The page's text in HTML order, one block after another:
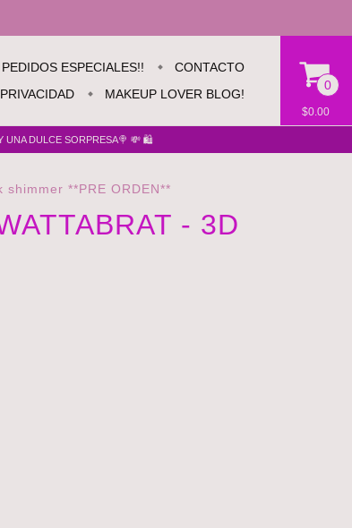
PEDIDOS ESPECIALES!!
CONTACTO
MAKEUP LOVER BLOG!
0
$0.00
UNA DULCE SORPRESA🍭 💸 🛍️
**PRE ORDEN**
- 3D